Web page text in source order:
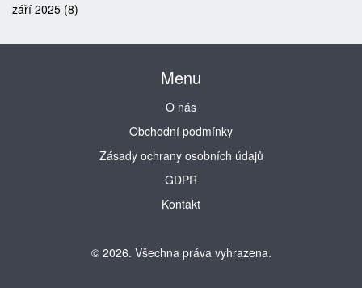
září 2025 (8)
Menu
O nás
Obchodní podmínky
Zásady ochrany osobních údajů
GDPR
Kontakt
© 2026. Všechna práva vyhrazena.